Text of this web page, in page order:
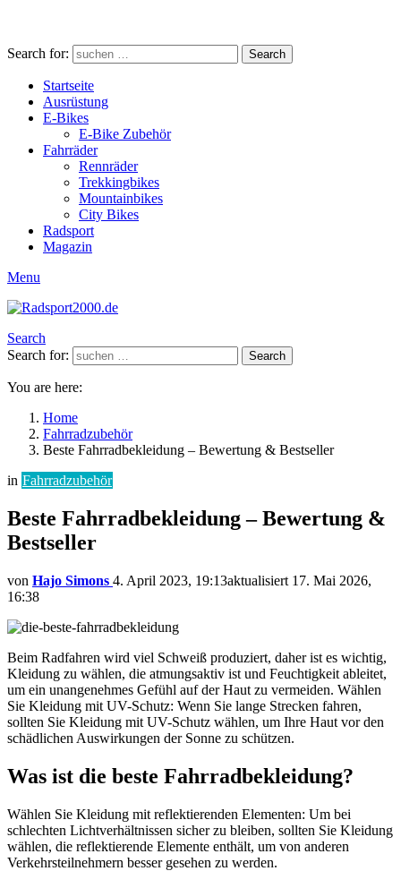
Search for: Search
Startseite
Ausrüstung
E-Bikes
E-Bike Zubehör
Fahrräder
Rennräder
Trekkingbikes
Mountainbikes
City Bikes
Radsport
Magazin
Menu
Search
Search for:
Search
You are here:
Home
Fahrradzubehör
Beste Fahrradbekleidung – Bewertung & Bestseller
in Fahrradzubehör
Beste Fahrradbekleidung – Bewertung &
Bestseller
von Hajo Simons 4. April 2023, 19:13aktualisiert 17. Mai 2026,
16:38
Beim Radfahren wird viel Schweiß produziert, daher ist es wichtig,
Kleidung zu wählen, die atmungsaktiv ist und Feuchtigkeit ableitet,
um ein unangenehmes Gefühl auf der Haut zu vermeiden. Wählen
Sie Kleidung mit UV-Schutz: Wenn Sie lange Strecken fahren,
sollten Sie Kleidung mit UV-Schutz wählen, um Ihre Haut vor den
schädlichen Auswirkungen der Sonne zu schützen.
Was ist die beste Fahrradbekleidung?
Wählen Sie Kleidung mit reflektierenden Elementen: Um bei
schlechten Lichtverhältnissen sicher zu bleiben, sollten Sie Kleidung
wählen, die reflektierende Elemente enthält, um von anderen
Verkehrsteilnehmern besser gesehen zu werden.